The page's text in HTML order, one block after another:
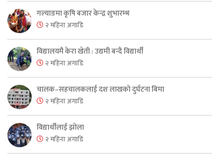
गल्याङमा कृषि बजार केन्द्र शुभारम्भ
२ महिना अगाडि
विद्यालयमै केरा खेती : उद्यमी बन्दै विद्यार्थी
२ महिना अगाडि
चालक–सहचालकलाई दश लाखको दुर्घटना बिमा
२ महिना अगाडि
विद्यार्थीलाई झोला
२ महिना अगाडि